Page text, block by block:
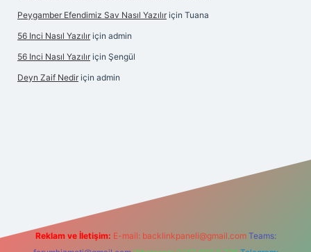
Peygamber Efendimiz Sav Nasıl Yazılır için Tuana
56 Inci Nasıl Yazılır için admin
56 Inci Nasıl Yazılır için Şengül
Deyn Zaif Nedir için admin
Reklam ve İletişim: E-mail: backlinkpaneli@gmail.com Teams: